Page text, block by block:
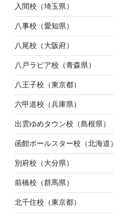
入間校（埼玉県）
八事校（愛知県）
八尾校（大阪府）
八戸ラピア校（青森県）
八王子校（東京都）
六甲道校（兵庫県）
出雲ゆめタウン校（島根県）
函館ポールスター校（北海道）
別府校（大分県）
前橋校（群馬県）
北千住校（東京都）